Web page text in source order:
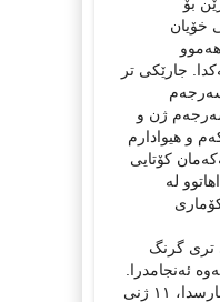
خۆیان
جارێکی تر
لە سەرجەم
ژن و
و هیوادارم
کۆتایی
لە
تری گرنگ
ئەنجامدرا.
لە بەیاننامەیەکدا لە ٨ی مارسدا، ١١ ژنی